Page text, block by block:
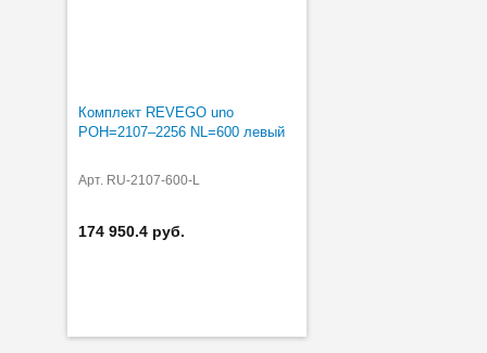
Комплект REVEGO uno
POH=2107–2256 NL=600 левый
Арт. RU-2107-600-L
174 950.4 руб.